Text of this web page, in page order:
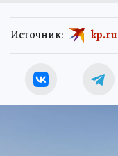
Источник: kp.ru